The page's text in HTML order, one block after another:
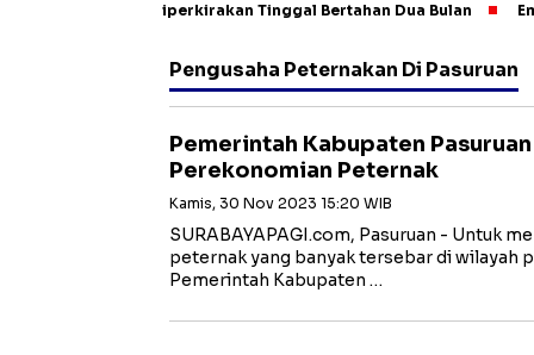
Sebut TPA Diperkirakan Tinggal Bertahan Dua Bulan Empat
Pengusaha Peternakan Di Pasuruan
Pemerintah Kabupaten
Perekonomian Peternak
Kamis, 30 Nov 2023 15:20 WIB
SURABAYAPAGI.com, Pasuruan - Untuk
peternak yang banyak tersebar di wilayah
Pemerintah Kabupaten …